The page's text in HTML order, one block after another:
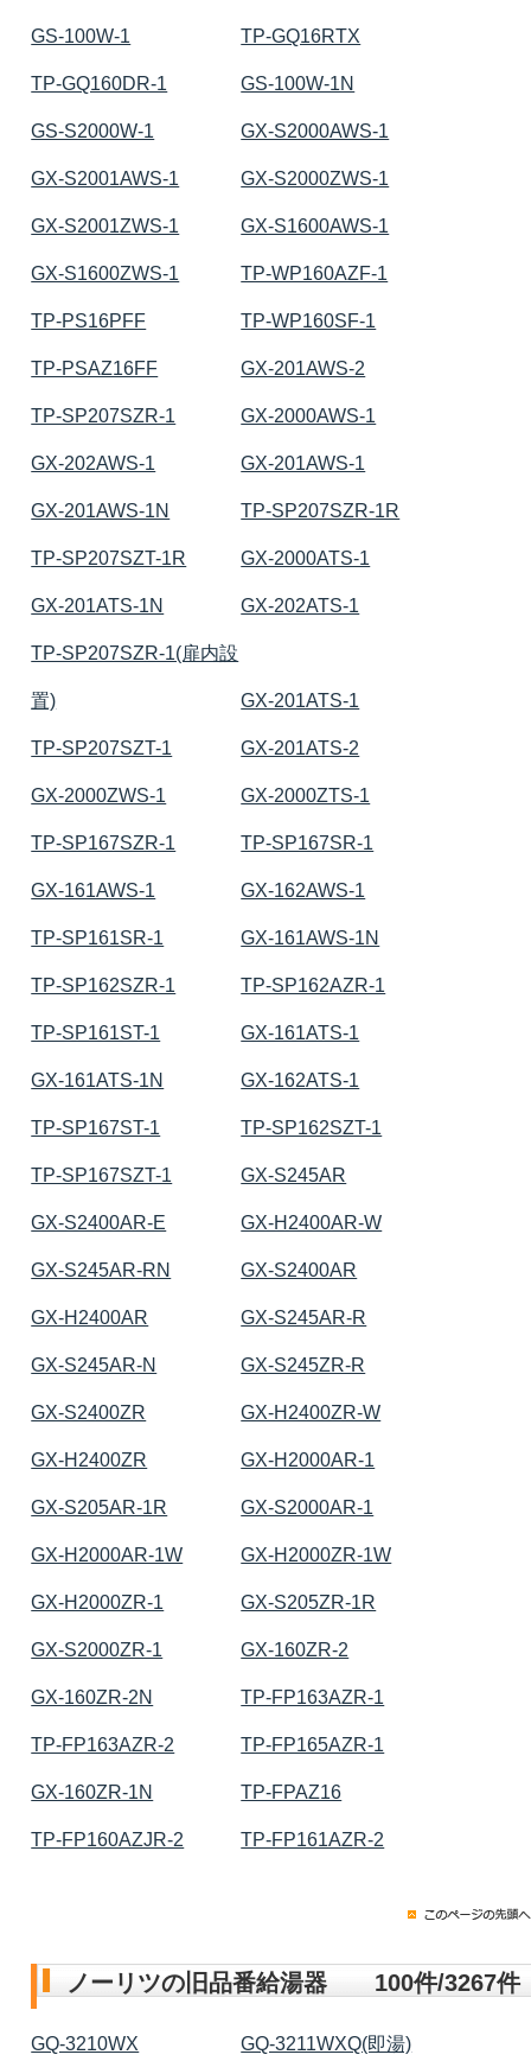
GS-100W-1 TP-GQ16RTX
TP-GQ160DR-1 GS-100W-1N
GS-S2000W-1 GX-S2000AWS-1
GX-S2001AWS-1 GX-S2000ZWS-1
GX-S2001ZWS-1 GX-S1600AWS-1
GX-S1600ZWS-1 TP-WP160AZF-1
TP-PS16PFF TP-WP160SF-1
TP-PSAZ16FF GX-201AWS-2
TP-SP207SZR-1 GX-2000AWS-1
GX-202AWS-1 GX-201AWS-1
GX-201AWS-1N TP-SP207SZR-1R
TP-SP207SZT-1R GX-2000ATS-1
GX-201ATS-1N GX-202ATS-1
TP-SP207SZR-1(扉内設
置) GX-201ATS-1
TP-SP207SZT-1 GX-201ATS-2
GX-2000ZWS-1 GX-2000ZTS-1
TP-SP167SZR-1 TP-SP167SR-1
GX-161AWS-1 GX-162AWS-1
TP-SP161SR-1 GX-161AWS-1N
TP-SP162SZR-1 TP-SP162AZR-1
TP-SP161ST-1 GX-161ATS-1
GX-161ATS-1N GX-162ATS-1
TP-SP167ST-1 TP-SP162SZT-1
TP-SP167SZT-1 GX-S245AR
GX-S2400AR-E GX-H2400AR-W
GX-S245AR-RN GX-S2400AR
GX-H2400AR GX-S245AR-R
GX-S245AR-N GX-S245ZR-R
GX-S2400ZR GX-H2400ZR-W
GX-H2400ZR GX-H2000AR-1
GX-S205AR-1R GX-S2000AR-1
GX-H2000AR-1W GX-H2000ZR-1W
GX-H2000ZR-1 GX-S205ZR-1R
GX-S2000ZR-1 GX-160ZR-2
GX-160ZR-2N TP-FP163AZR-1
TP-FP163AZR-2 TP-FP165AZR-1
GX-160ZR-1N TP-FPAZ16
TP-FP160AZJR-2 TP-FP161AZR-2
ノーリツの旧品番給湯器 100件/3267件
GQ-3210WX GQ-3211WXQ(即湯)